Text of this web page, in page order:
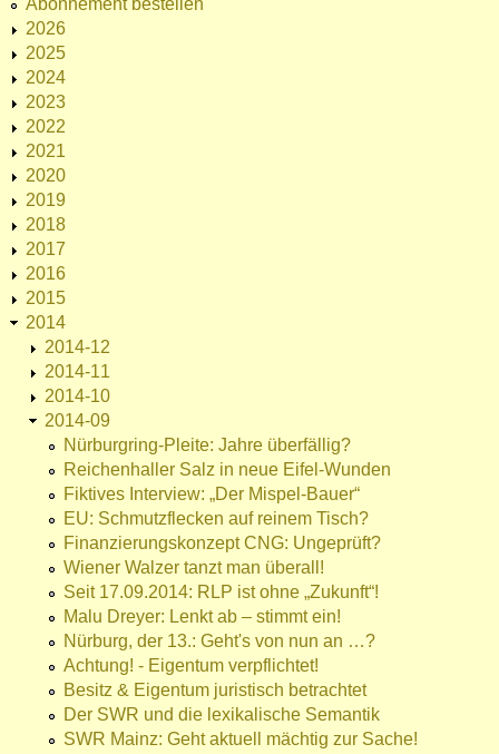
Abonnement bestellen
2026
2025
2024
2023
2022
2021
2020
2019
2018
2017
2016
2015
2014
2014-12
2014-11
2014-10
2014-09
Nürburgring-Pleite: Jahre überfällig?
Reichenhaller Salz in neue Eifel-Wunden
Fiktives Interview: „Der Mispel-Bauer“
EU: Schmutzflecken auf reinem Tisch?
Finanzierungskonzept CNG: Ungeprüft?
Wiener Walzer tanzt man überall!
Seit 17.09.2014: RLP ist ohne „Zukunft“!
Malu Dreyer: Lenkt ab – stimmt ein!
Nürburg, der 13.: Geht's von nun an …?
Achtung! - Eigentum verpflichtet!
Besitz & Eigentum juristisch betrachtet
Der SWR und die lexikalische Semantik
SWR Mainz: Geht aktuell mächtig zur Sache!